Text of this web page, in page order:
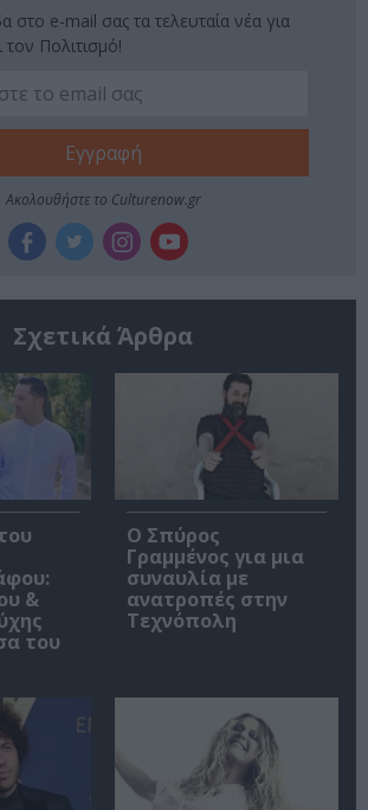
στο e-mail σας τα τελευταία νέα για
τον Πολιτισμό!
Ακολουθήστε το Culturenow.gr
Σχετικά Άρθρα
&
του
Ο Σπύρος
Γραμμένος για μια
συναυλία με
ανατροπές στην
Τεχνόπολη